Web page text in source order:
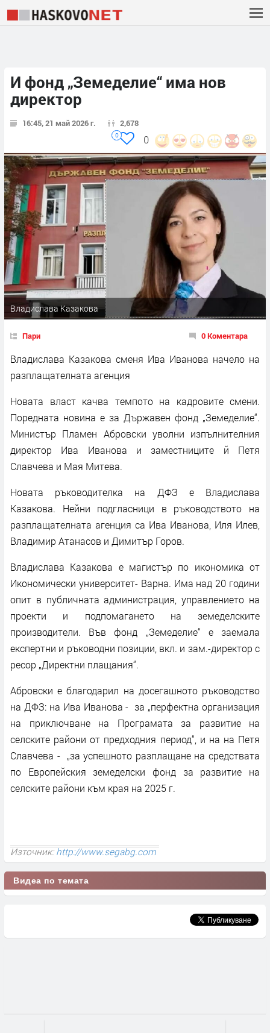
И фонд „Земеделие“ има нов
директор
16:45, 21 май 2026 г. 2,678
0
0
Владислава Казакова
Пари 0 Коментара
Владислава Казакова сменя Ива Иванова начело на
разплащателната агенция
Новата власт качва темпото на кадровите смени.
Поредната новина е за Държавен фонд „Земеделие“.
Министър Пламен Абровски уволни изпълнителния
директор Ива Иванова и заместниците й Петя
Славчева и Мая Митева.
Новата ръководителка на ДФЗ е Владислава
Казакова. Нейни подгласници в ръководството на
разплащателната агенция са Ива Иванова, Иля Илев,
Владимир Атанасов и Димитър Горов.
Владислава Казакова е магистър по икономика от
Икономически университет- Варна. Има над 20 години
опит в публичната администрация, управлението на
проекти и подпомагането на земеделските
производители. Във фонд „Земеделие“ е заемала
експертни и ръководни позиции, вкл. и зам.-директор с
ресор „Директни плащания“.
Абровски е благодарил на досегашното ръководство
на ДФЗ: на Ива Иванова - за „перфектна организация
на приключване на Програмата за развитие на
селските райони от предходния период“, и на на Петя
Славчева - „за успешното разплащане на средствата
по Европейския земеделски фонд за развитие на
селските райони към края на 2025 г.
Източник:http://www.segabg.com
Видеа по темата